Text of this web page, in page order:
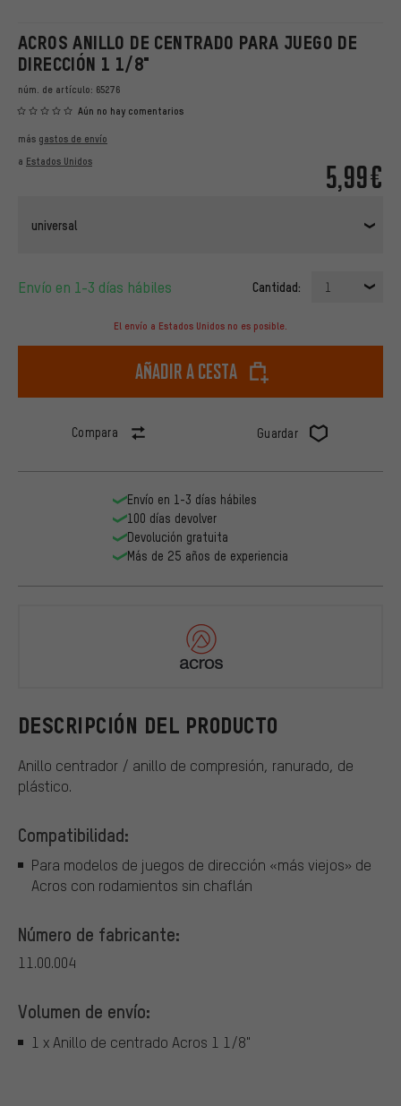
ACROS ANILLO DE CENTRADO PARA JUEGO DE
DIRECCIÓN 1 1/8"
núm. de artículo: 65276
Aún no hay comentarios
5,99€
más gastos de envío
a Estados Unidos
universal
Envío en 1-3 días hábiles Cantidad: 1
El envío a Estados Unidos no es posible.
Añadir a cesta
Compara Guardar
DESCRIPCIÓN DEL PRODUCTO
Anillo centrador / anillo de compresión, ranurado, de
plástico.
Compatibilidad:
Para modelos de juegos de dirección «más viejos» de
Acros con rodamientos sin chaflán
Número de fabricante:
11.00.004
Volumen de envío:
1 x Anillo de centrado Acros 1 1/8"
Envío en 1-3 días hábiles
100 días devolver
Devolución gratuita
Más de 25 años de experiencia